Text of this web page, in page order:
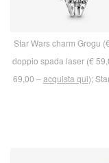
Star Wars charm Grogu
doppio spada laser (€
69,00 –acquista qui);